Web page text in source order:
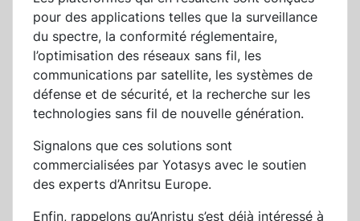
pour des applications telles que la surveillance
du spectre, la conformité réglementaire,
l’optimisation des réseaux sans fil, les
communications par satellite, les systèmes de
défense et de sécurité, et la recherche sur les
technologies sans fil de nouvelle génération.
Signalons que ces solutions sont
commercialisées par Yotasys avec le soutien
des experts d’Anritsu Europe.
Enfin, rappelons qu’Anristu s’est déjà intéressé à